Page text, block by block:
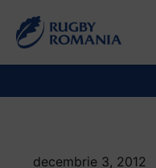
decembrie 3, 2012